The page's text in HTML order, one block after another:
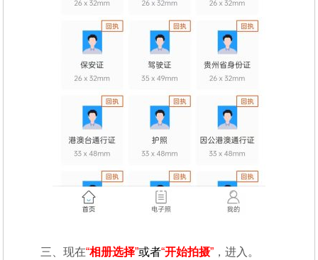
三、现在“相册选择”或者“开始拍摄” ，进入。